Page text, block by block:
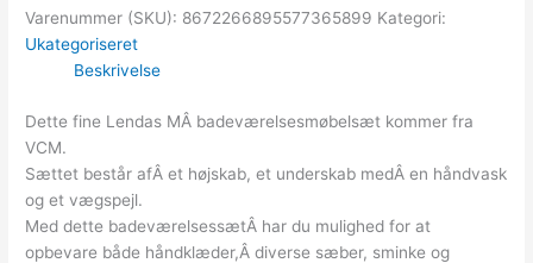
Varenummer (SKU): 8672266895577365899 Kategori:
Ukategoriseret
Beskrivelse
Dette fine Lendas MÂ badeværelsesmøbelsæt kommer fra
VCM.
Sættet består afÂ et højskab, et underskab medÂ en håndvask
og et vægspejl.
Med dette badeværelsessætÂ har du mulighed for at
opbevare både håndklæder,Â diverse sæber, sminke og